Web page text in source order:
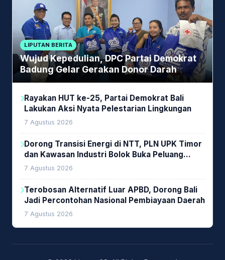
LIPUTAN BERITA
Wujud Kepedulian, DPC Partai Demokrat
Badung Gelar Gerakan Donor Darah
Rayakan HUT ke-25, Partai Demokrat Bali
Lakukan Aksi Nyata Pelestarian Lingkungan
7 Agustus 2026
Dorong Transisi Energi di NTT, PLN UPK Timor
dan Kawasan Industri Bolok Buka Peluang
Investasi Woodchip untuk Cofiring PLTU Bolok
7 Agustus 2026
Terobosan Alternatif Luar APBD, Dorong Bali
Jadi Percontohan Nasional Pembiayaan Daerah
7 Agustus 2026